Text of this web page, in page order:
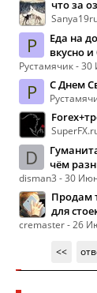
что за
Р
Еда на
вкусно
Рустамячик -
Р С Днем
D
чём
disman3 - 30
Продам
для
cremaster - 26
<<